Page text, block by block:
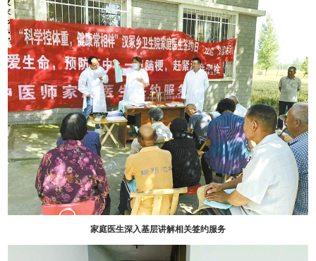
家庭医生深入基层讲解相关签约服务